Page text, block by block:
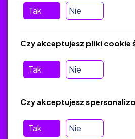
Baza materiałów dydaktycznych
Jak zostać autorem
FAQ
wiadomość nie trafiła do folderu SPAM)
Tak Nie
Tak Nie
Czy akceptujesz pliki cookie
Tak Nie
Czy akceptujesz